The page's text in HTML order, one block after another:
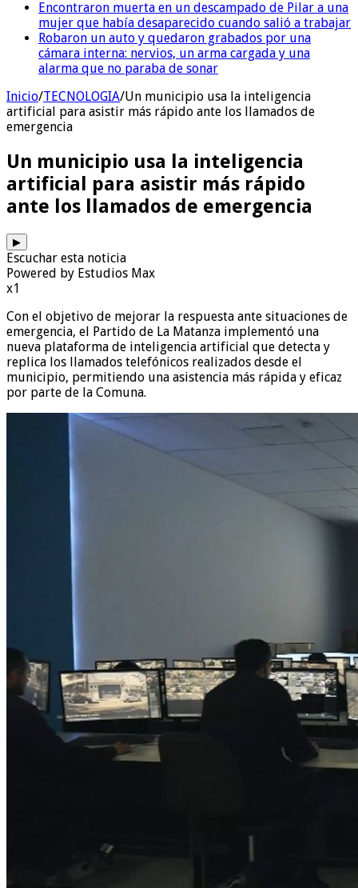
Encontraron muerta en un descampado de Pilar a una
mujer que había desaparecido cuando salió a trabajar
Robaron un auto y quedaron grabados por una
cámara interna: nervios, un arma cargada y una
alarma que no paraba de sonar
Inicio/TECNOLOGIA/Un municipio usa la inteligencia
artificial para asistir más rápido ante los llamados de
emergencia
Un municipio usa la inteligencia
artificial para asistir más rápido
ante los llamados de emergencia
▶
Escuchar esta noticia
Powered by Estudios Max
x1
Con el objetivo de mejorar la respuesta ante situaciones de
emergencia, el Partido de La Matanza implementó una
nueva plataforma de inteligencia artificial que detecta y
replica los llamados telefónicos realizados desde el
municipio, permitiendo una asistencia más rápida y eficaz
por parte de la Comuna.